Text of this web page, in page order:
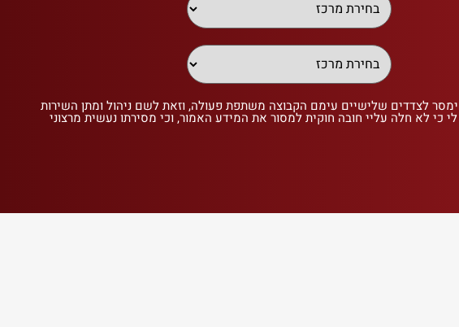
לצדדים שלישיים עימם הקבוצה משתפת פעולה, וזאת לשם ניהול ומתן השירות
כי לא חלה עליי חובה חוקית למסור את המידע האמור, וכי מסירתו נעשית מרצוני